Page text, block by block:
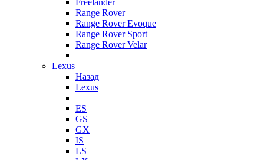
Freelander
Range Rover
Range Rover Evoque
Range Rover Sport
Range Rover Velar
Lexus
Назад
Lexus
ES
GS
GX
IS
LS